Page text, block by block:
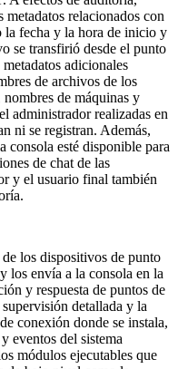
metadatos relacionados con
la fecha y la hora de inicio y
se transfirió desde el punto
adicionales
de archivos de los
de máquinas y
administrador realizadas en
ni se registran. Además,
consola esté disponible para
de chat de las
y el usuario final también
los dispositivos de punto
los envía a la consola en la
y respuesta de puntos de
detallada y la
conexión donde se instala,
eventos del sistema
módulos ejecutables que